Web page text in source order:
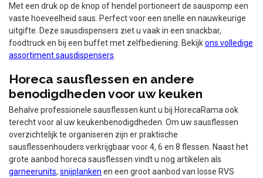
Met een druk op de knop of hendel portioneert de sauspomp een
vaste hoeveelheid saus. Perfect voor een snelle en nauwkeurige
uitgifte. Deze sausdispensers ziet u vaak in een snackbar,
foodtruck en bij een buffet met zelfbediening. Bekijkons volledige
assortiment sausdispensers
Horeca sausflessen en andere
benodigdheden voor uw keuken
Behalve professionele sausflessen kunt u bij HorecaRama ook
terecht voor al uw keukenbenodigdheden. Om uw sausflessen
overzichtelijk te organiseren zijn er praktische
sausflessenhouders verkrijgbaar voor 4, 6 en 8 flessen. Naast het
grote aanbod horeca sausflessen vindt u nog artikelen als
garneerunits, snijplanken en een groot aanbod van losse RVS